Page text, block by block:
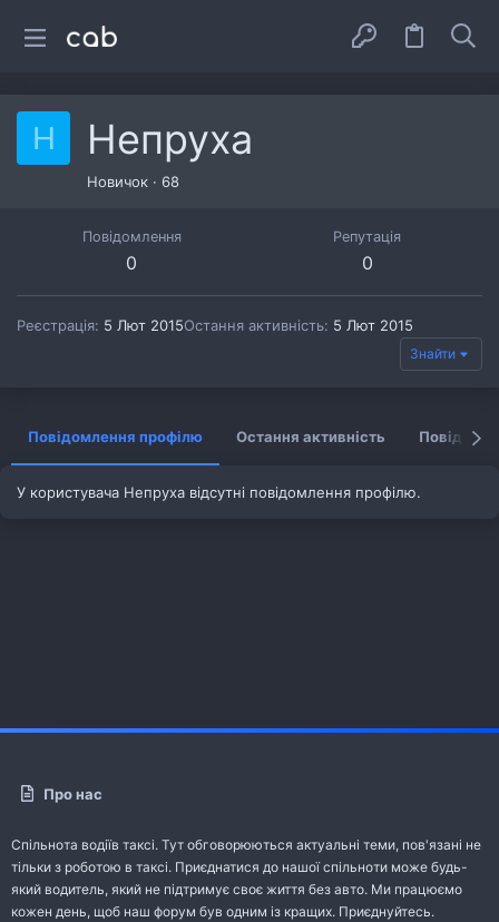
Н Непруха
Новичок · 68
Повідомлення
0
Репутація
0
Реєстрація 5 Лют 2015Остання активність 5 Лют 2015
Знайти
Повідомлення профілю Остання активність
У користувача Непруха відсутні повідомлення профілю.
Про нас
Спільнота водіїв таксі. Тут обговорюються актуальні теми, пов'язані не
тільки з роботою в таксі. Приєднатися до нашої спільноти може будь-
який водитель, який не підтримує своє життя без авто. Ми працюємо
кожен день, щоб наш форум був одним із кращих. Приєднуйтесь.